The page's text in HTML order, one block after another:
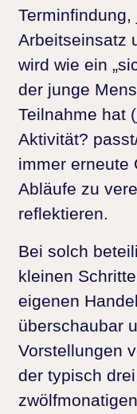
Arbeitseinsatz
wird wie ein
der junge
Teilnahme hat
Aktivität?
immer erneute
Abläufe zu
reflektieren.
Bei solch
kleinen
eigenen
überschaubar
Vorstellungen
der typisch